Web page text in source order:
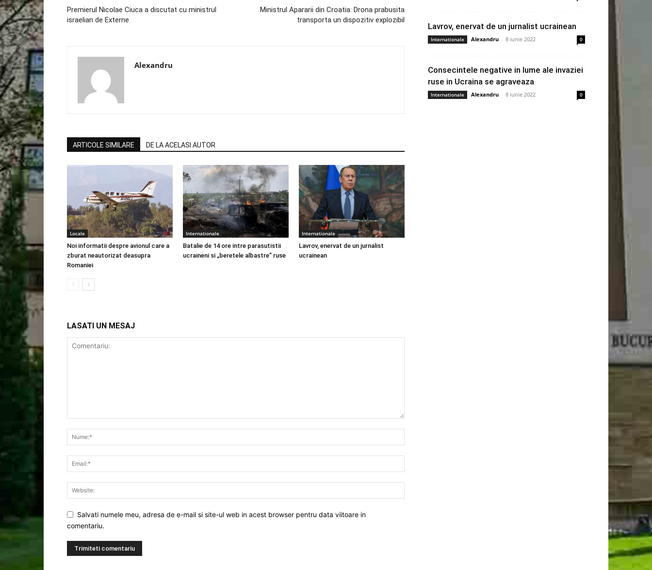
Premierul Nicolae Ciuca a discutat cu ministrul
israelian de Externe
Ministrul Apararii din Croatia: Drona prabusita
transporta un dispozitiv explozibil
Alexandru
ARTICOLE SIMILARE DE LA ACELASI AUTOR
Locale
Noi informatii despre avionul care a
zburat neautorizat deasupra
Romaniei
Internationale
Batalie de 14 ore intre parasutistii
ucraineni si „beretele albastre” ruse
Internationale
Lavrov, enervat de un jurnalist
ucrainean
LASATI UN MESAJ
Salvati numele meu, adresa de e-mail si site-ul web in acest browser pentru data viitoare in
comentariu.
Lavrov, enervat de un jurnalist ucrainean
Internationale Alexandru - 8 iunie 2022 0
Consecintele negative in lume ale invaziei
ruse in Ucraina se agraveaza
Internationale Alexandru - 8 iunie 2022 0